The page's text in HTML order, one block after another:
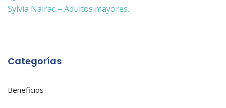
entradas
Sylvia Nairac – Adultos mayores.
Categorías
Beneficios